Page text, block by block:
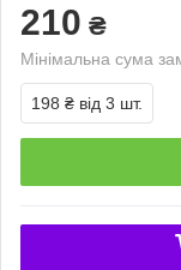
210 ₴
Мінімальна сума
198 ₴ від 3 шт.